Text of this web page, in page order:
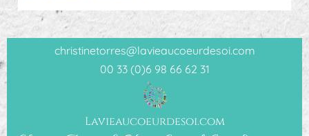
christinetorres@lavieaucoeurdesoi.com
00 33 (0)6 98 66 62 31
Lavieaucoeurdesoi.com